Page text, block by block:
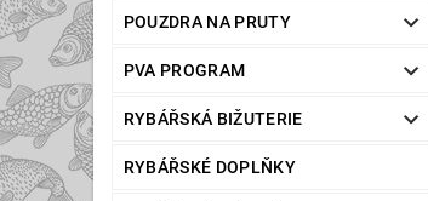
POUZDRA NA PRUTY
PVA PROGRAM
RYBÁŘSKÁ BIŽUTERIE
RYBÁŘSKÉ DOPLŇKY